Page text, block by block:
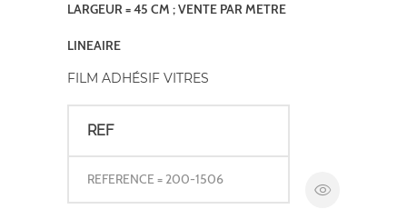
LARGEUR = 45 CM ; VENTE PAR METRE
LINEAIRE
FILM ADHÉSIF VITRES
REF
REFERENCE = 200-1506